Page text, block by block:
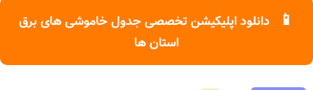
📱
دانلود اپلیکیشن تخصصی جدول خاموشی های برق
استان ها